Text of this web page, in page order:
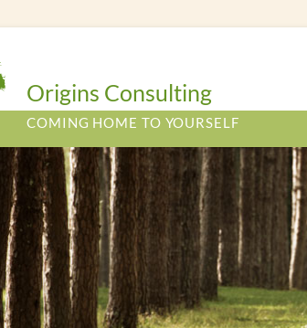
Origins Consulting
COMING HOME TO YOURSELF